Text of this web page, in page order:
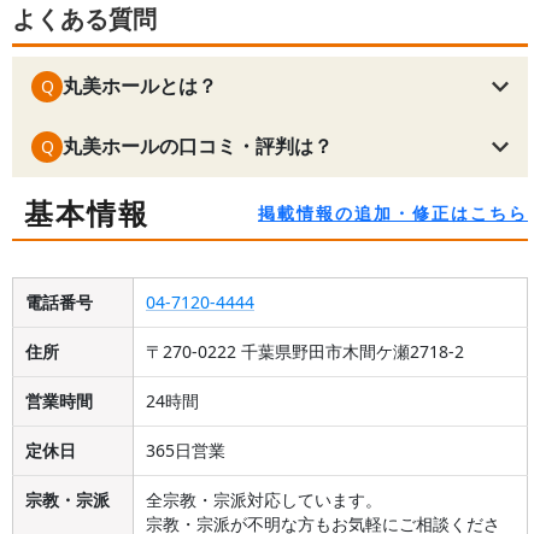
よくある質問
Q 丸美ホールとは？
Q 丸美ホールの口コミ・評判は？
基本情報 掲載情報の追加・修正はこちら
電話番号 04-7120-4444
住所 〒270-0222 千葉県野田市木間ケ瀬2718-2
営業時間 24時間
定休日 365日営業
宗教・宗派
全宗教・宗派対応しています。
宗教・宗派が不明な方もお気軽にご相談くださ